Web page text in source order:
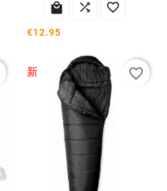
  
€12.95
新 favorite_border